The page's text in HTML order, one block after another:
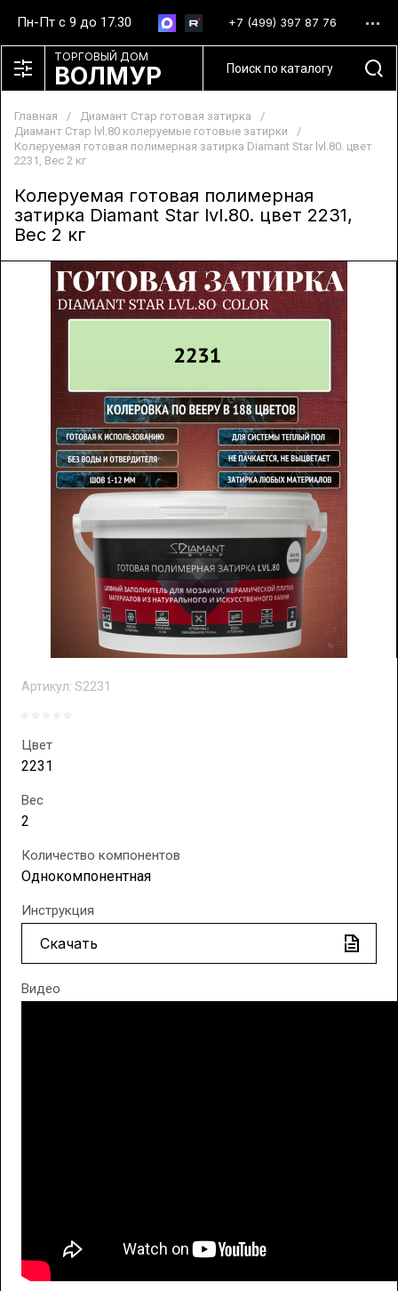
Пн-Пт с 9 до 17.30 +7 (499) 397 87 76
ТОРГОВЫЙ ДОМ
ВОЛМУР
Главная / Диамант Стар готовая затирка
/
Диамант Стар lvl.80 колеруемые готовые затирки
/
Колеруемая готовая полимерная затирка Diamant Star lvl.80. цвет
2231, Вес 2 кг
Колеруемая готовая полимерная
затирка Diamant Star lvl.80. цвет 2231,
Вес 2 кг
Артикул: S2231
Цвет
2231
Вес
2
Количество компонентов
Однокомпонентная
Инструкция
Скачать
Видео